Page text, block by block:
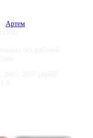
Артем